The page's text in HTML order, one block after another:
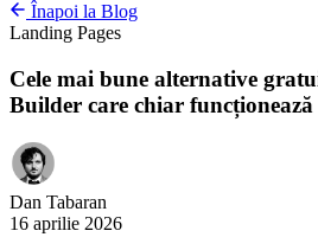
Înapoi la Blog
Landing Pages
Cele mai bune alternative
Builder care chiar funcționează
Dan Tabaran
16 aprilie 2026